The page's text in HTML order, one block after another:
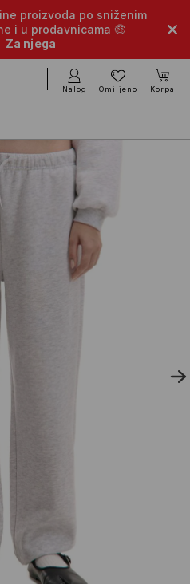
proizvoda po sniženim
i u prodavnicama 🤑
Za njega
Nalog Omiljeno Korpa